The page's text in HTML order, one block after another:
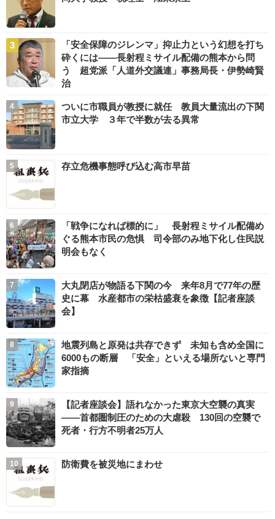
「安全保障のジレンマ」抑止力という幻想を打ち
砕くには――長射程ミサイル配備の熊本から問
う 超党派「人道外交議連」事務局長・伊勢崎賢
治
ついに市職員が教授に就任 教員大量流出の下関
市立大学 ３年で半数が去る異常
存立危機事態呼び込む高市早苗
「戦争になれば標的に」 長射程ミサイル配備め
ぐる熊本市民の危惧 司令部のみ地下化し住民説
明会もなく
大丸閉店が物語る下関の今 来年8月で77年の歴
史に幕 水産都市の栄枯盛衰を象徴【記者座談
会】
地震列島と原発は共存できず 未知も含め全国に
6000もの断層 「安全」といえる場所ないと専門
家指摘
【記者座談会】語れなかった東京大空襲の真実
――首都圏制圧のための大虐殺 130回の空襲で
死者・行方不明者25万人
防衛費を被災地にまわせ